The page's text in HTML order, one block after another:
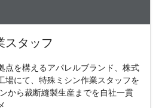
スタッフ
点を構えるアパレルブランド、株式
場にて、特殊ミシン作業スタッフを
から裁断縫製生産までを自社一貫